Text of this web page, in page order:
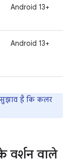
Android 13+
Android 13+
सुझाव है कि कलर
वाले